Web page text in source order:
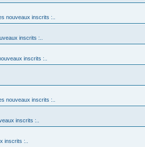
nouveaux inscrits :..
inscrits :..
inscrits :..
nouveaux inscrits :..
inscrits :..
inscrits :..